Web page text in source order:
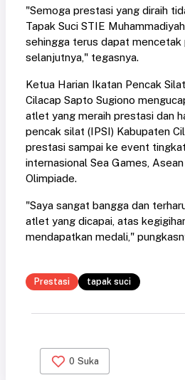
"Semoga prestasi yang diraih
Tapak Suci STIE
sehingga terus dapat
selanjutnya," tegasnya.
Ketua Harian Ikatan Pencak
Cilacap Sapto Sugiono
atlet yang meraih prestasi dan
pencak silat (IPSI) Kabupaten
prestasi sampai ke event
internasional Sea Games,
Olimpiade.
"Saya sangat bangga dan
atlet yang dicapai, atas
mendapatkan medali,"
Prestasi tapak suci
0 Suka